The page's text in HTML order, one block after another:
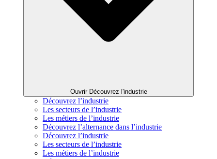
Ouvrir Découvrez l'industrie
Découvrez l’industrie
Les secteurs de l’industrie
Les métiers de l’industrie
Découvrez l’alternance dans l’industrie
Découvrez l’industrie
Les secteurs de l’industrie
Les métiers de l’industrie